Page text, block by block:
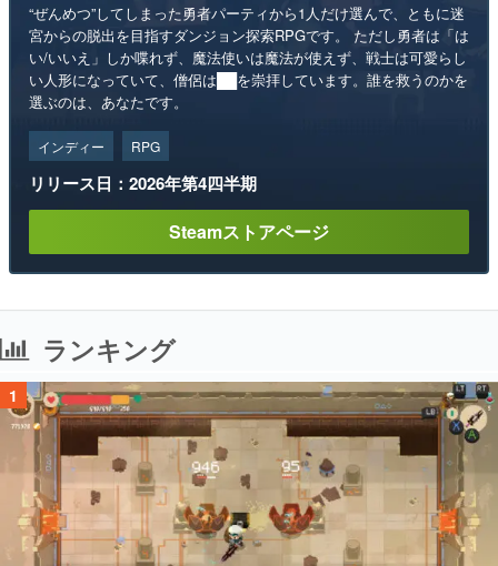
“ぜんめつ”してしまった勇者パーティから1人だけ選んで、ともに迷
宮からの脱出を目指すダンジョン探索RPGです。 ただし勇者は「は
い/いいえ」しか喋れず、魔法使いは魔法が使えず、戦士は可愛らし
い人形になっていて、僧侶は██を崇拝しています。誰を救うのかを
選ぶのは、あなたです。
インディー RPG
リリース日：2026年第4四半期
Steamストアページ
ランキング
1